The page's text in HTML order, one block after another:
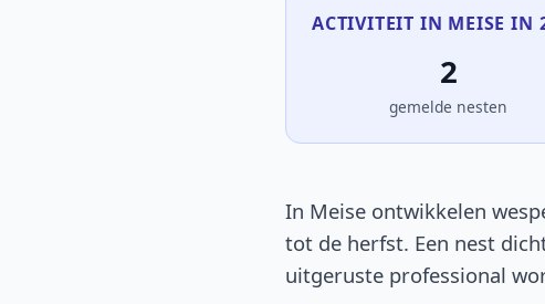
ACTIVITEIT IN MEISE IN
2
gemelde nesten
In Meise ontwikkelen
tot de herfst. Een nest
uitgeruste professional